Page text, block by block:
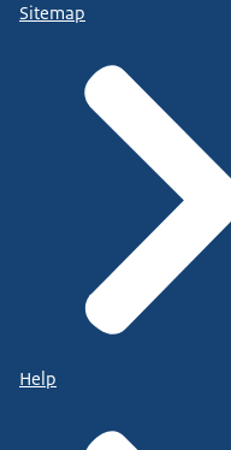
Sitemap
Help